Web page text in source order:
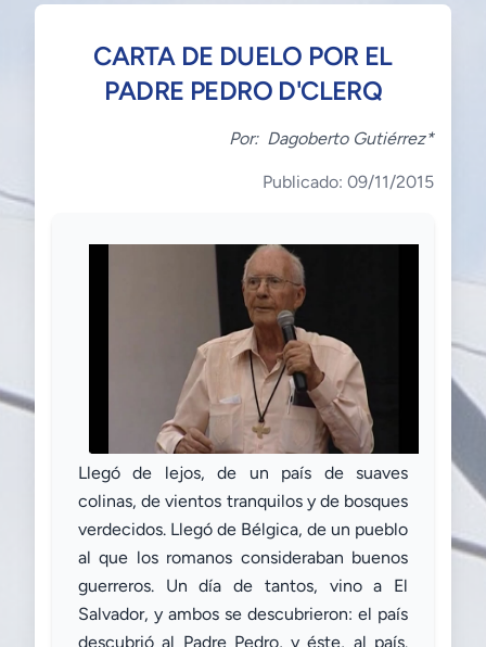
CARTA DE DUELO POR EL
PADRE PEDRO D'CLERQ
Por: Dagoberto Gutiérrez*
Publicado: 09/11/2015
Llegó de lejos, de un país de suaves
colinas, de vientos tranquilos y de bosques
verdecidos. Llegó de Bélgica, de un pueblo
al que los romanos consideraban buenos
guerreros. Un día de tantos, vino a El
Salvador, y ambos se descubrieron: el país
descubrió al Padre Pedro, y éste, al país.